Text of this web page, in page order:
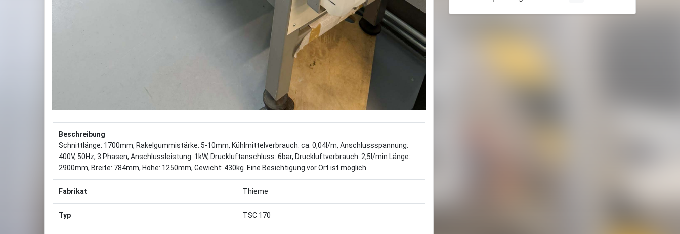
Beschreibung
Schnittlänge: 1700mm, Rakelgummistärke: 5-10mm, Kühlmittelverbrauch: ca. 0,04l/m, Anschlussspannung:
400V, 50Hz, 3 Phasen, Anschlussleistung: 1kW, Druckluftanschluss: 6bar, Druckluftverbrauch: 2,5l/min Länge:
2900mm, Breite: 784mm, Höhe: 1250mm, Gewicht: 430kg. Eine Besichtigung vor Ort ist möglich.
Fabrikat Thieme
Typ TSC 170